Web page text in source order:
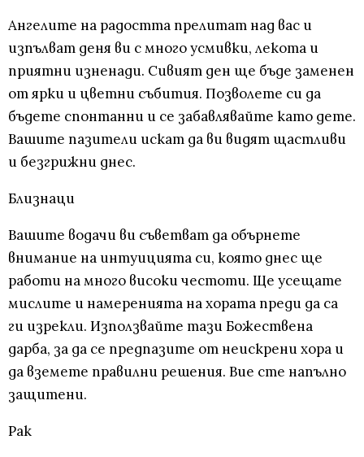
Ангелите на радостта прелитат над вас и
изпълват деня ви с много усмивки, лекота и
приятни изненади. Сивият ден ще бъде заменен
от ярки и цветни събития. Позволете си да
бъдете спонтанни и се забавлявайте като дете.
Вашите пазители искат да ви видят щастливи
и безгрижни днес.
Близнаци
Вашите водачи ви съветват да обърнете
внимание на интуицията си, която днес ще
работи на много високи честоти. Ще усещате
мислите и намеренията на хората преди да са
ги изрекли. Използвайте тази Божествена
дарба, за да се предпазите от неискрени хора и
да вземете правилни решения. Вие сте напълно
защитени.
Рак